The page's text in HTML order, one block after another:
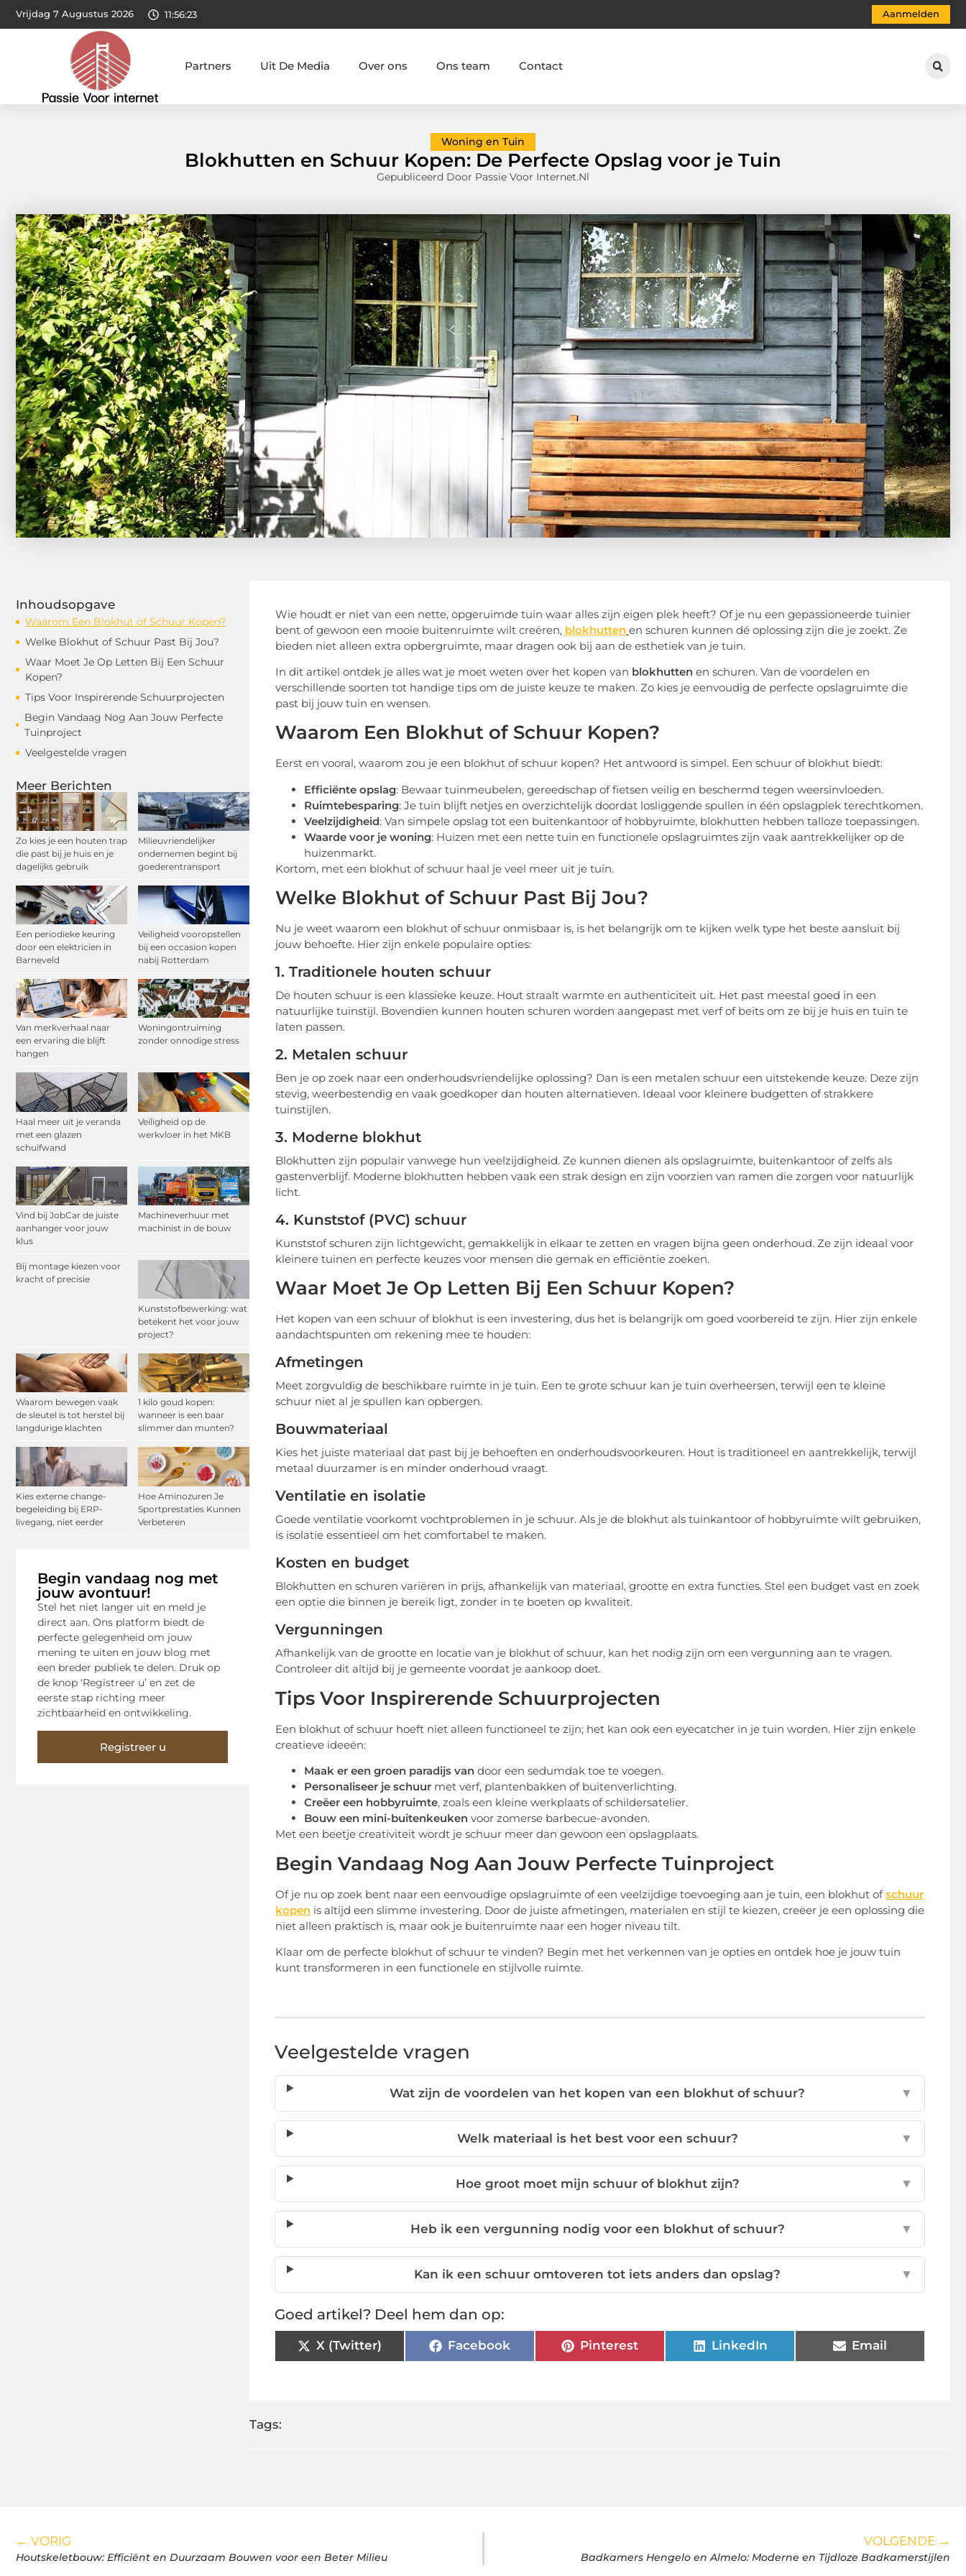
Vrijdag 7 Augustus 2026 11:56:25 Aanmelden
Partners Uit De Media Over ons Ons team Contact
Woning en Tuin
Blokhutten en Schuur Kopen: De Perfecte Opslag voor je Tuin
Gepubliceerd Door Passie Voor Internet.nl
Inhoudsopgave
Waarom Een Blokhut of Schuur Kopen?
Welke Blokhut of Schuur Past Bij Jou?
Waar Moet Je Op Letten Bij Een Schuur
Kopen?
Tips Voor Inspirerende Schuurprojecten
Begin Vandaag Nog Aan Jouw Perfecte
Tuinproject
Veelgestelde vragen
Meer Berichten
Zo kies je een houten trap
die past bij je huis en je
dagelijks gebruik
Milieuvriendelijker
ondernemen begint bij
goederentransport
Een periodieke keuring
door een elektricien in
Barneveld
Veiligheid vooropstellen
bij een occasion kopen
nabij Rotterdam
Van merkverhaal naar
een ervaring die blijft
hangen
Woningontruiming
zonder onnodige stress
Haal meer uit je veranda
met een glazen
schuifwand
Veiligheid op de
werkvloer in het MKB
Vind bij JobCar de juiste
aanhanger voor jouw
klus
Machineverhuur met
machinist in de bouw
Bij montage kiezen voor
kracht of precisie
Kunststofbewerking: wat
betekent het voor jouw
project?
Waarom bewegen vaak
de sleutel is tot herstel bij
langdurige klachten
1 kilo goud kopen:
wanneer is een baar
slimmer dan munten?
Kies externe change-
begeleiding bij ERP-
livegang, niet eerder
Hoe Aminozuren Je
Sportprestaties Kunnen
Verbeteren
Begin vandaag nog met
jouw avontuur!
Stel het niet langer uit en meld je
direct aan. Ons platform biedt de
perfecte gelegenheid om jouw
mening te uiten en jouw blog met
een breder publiek te delen. Druk op
de knop ‘Registreer u’ en zet de
eerste stap richting meer
zichtbaarheid en ontwikkeling.
Registreer u
Wie houdt er niet van een nette, opgeruimde tuin waar alles zijn eigen plek heeft? Of je nu een gepassioneerde tuinier
bent of gewoon een mooie buitenruimte wilt creëren, blokhutten en schuren kunnen dé oplossing zijn die je zoekt. Ze
bieden niet alleen extra opbergruimte, maar dragen ook bij aan de esthetiek van je tuin.
In dit artikel ontdek je alles wat je moet weten over het kopen van blokhutten en schuren. Van de voordelen en
verschillende soorten tot handige tips om de juiste keuze te maken. Zo kies je eenvoudig de perfecte opslagruimte die
past bij jouw tuin en wensen.
Waarom Een Blokhut of Schuur Kopen?
Eerst en vooral, waarom zou je een blokhut of schuur kopen? Het antwoord is simpel. Een schuur of blokhut biedt:
Efficiënte opslag: Bewaar tuinmeubelen, gereedschap of fietsen veilig en beschermd tegen weersinvloeden.
Ruimtebesparing: Je tuin blijft netjes en overzichtelijk doordat losliggende spullen in één opslagplek terechtkomen.
Veelzijdigheid: Van simpele opslag tot een buitenkantoor of hobbyruimte, blokhutten hebben talloze toepassingen.
Waarde voor je woning: Huizen met een nette tuin en functionele opslagruimtes zijn vaak aantrekkelijker op de
huizenmarkt.
Kortom, met een blokhut of schuur haal je veel meer uit je tuin.
Welke Blokhut of Schuur Past Bij Jou?
Nu je weet waarom een blokhut of schuur onmisbaar is, is het belangrijk om te kijken welk type het beste aansluit bij
jouw behoefte. Hier zijn enkele populaire opties:
1. Traditionele houten schuur
De houten schuur is een klassieke keuze. Hout straalt warmte en authenticiteit uit. Het past meestal goed in een
natuurlijke tuinstijl. Bovendien kunnen houten schuren worden aangepast met verf of beits om ze bij je huis en tuin te
laten passen.
2. Metalen schuur
Ben je op zoek naar een onderhoudsvriendelijke oplossing? Dan is een metalen schuur een uitstekende keuze. Deze zijn
stevig, weerbestendig en vaak goedkoper dan houten alternatieven. Ideaal voor kleinere budgetten of strakkere
tuinstijlen.
3. Moderne blokhut
Blokhutten zijn populair vanwege hun veelzijdigheid. Ze kunnen dienen als opslagruimte, buitenkantoor of zelfs als
gastenverblijf. Moderne blokhutten hebben vaak een strak design en zijn voorzien van ramen die zorgen voor natuurlijk
licht.
4. Kunststof (PVC) schuur
Kunststof schuren zijn lichtgewicht, gemakkelijk in elkaar te zetten en vragen bijna geen onderhoud. Ze zijn ideaal voor
kleinere tuinen en perfecte keuzes voor mensen die gemak en efficiëntie zoeken.
Waar Moet Je Op Letten Bij Een Schuur Kopen?
Het kopen van een schuur of blokhut is een investering, dus het is belangrijk om goed voorbereid te zijn. Hier zijn enkele
aandachtspunten om rekening mee te houden:
Afmetingen
Meet zorgvuldig de beschikbare ruimte in je tuin. Een te grote schuur kan je tuin overheersen, terwijl een te kleine
schuur niet al je spullen kan opbergen.
Bouwmateriaal
Kies het juiste materiaal dat past bij je behoeften en onderhoudsvoorkeuren. Hout is traditioneel en aantrekkelijk, terwijl
metaal duurzamer is en minder onderhoud vraagt.
Ventilatie en isolatie
Goede ventilatie voorkomt vochtproblemen in je schuur. Als je de blokhut als tuinkantoor of hobbyruimte wilt gebruiken,
is isolatie essentieel om het comfortabel te maken.
Kosten en budget
Blokhutten en schuren variëren in prijs, afhankelijk van materiaal, grootte en extra functies. Stel een budget vast en zoek
een optie die binnen je bereik ligt, zonder in te boeten op kwaliteit.
Vergunningen
Afhankelijk van de grootte en locatie van je blokhut of schuur, kan het nodig zijn om een vergunning aan te vragen.
Controleer dit altijd bij je gemeente voordat je aankoop doet.
Tips Voor Inspirerende Schuurprojecten
Een blokhut of schuur hoeft niet alleen functioneel te zijn; het kan ook een eyecatcher in je tuin worden. Hier zijn enkele
creatieve ideeën:
Maak er een groen paradijs van door een sedumdak toe te voegen.
Personaliseer je schuur met verf, plantenbakken of buitenverlichting.
Creëer een hobbyruimte, zoals een kleine werkplaats of schildersatelier.
Bouw een mini-buitenkeuken voor zomerse barbecue-avonden.
Met een beetje creativiteit wordt je schuur meer dan gewoon een opslagplaats.
Begin Vandaag Nog Aan Jouw Perfecte Tuinproject
Of je nu op zoek bent naar een eenvoudige opslagruimte of een veelzijdige toevoeging aan je tuin, een blokhut of schuur
kopen is altijd een slimme investering. Door de juiste afmetingen, materialen en stijl te kiezen, creëer je een oplossing die
niet alleen praktisch is, maar ook je buitenruimte naar een hoger niveau tilt.
Klaar om de perfecte blokhut of schuur te vinden? Begin met het verkennen van je opties en ontdek hoe je jouw tuin
kunt transformeren in een functionele en stijlvolle ruimte.
Veelgestelde vragen
Wat zijn de voordelen van het kopen van een blokhut of schuur? ▼
Welk materiaal is het best voor een schuur? ▼
Hoe groot moet mijn schuur of blokhut zijn? ▼
Heb ik een vergunning nodig voor een blokhut of schuur? ▼
Kan ik een schuur omtoveren tot iets anders dan opslag? ▼
Goed artikel? Deel hem dan op:
X (Twitter) Facebook Pinterest LinkedIn Email
Tags:
← VORIG
Houtskeletbouw: Efficiënt en Duurzaam Bouwen voor een Beter Milieu
VOLGENDE →
Badkamers Hengelo en Almelo: Moderne en Tijdloze Badkamerstijlen